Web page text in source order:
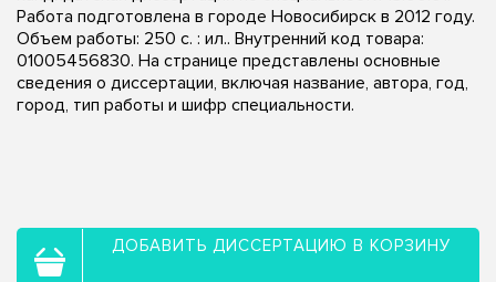
Работа подготовлена в городе Новосибирск в 2012 году.
Объем работы: 250 с. : ил.. Внутренний код товара:
01005456830. На странице представлены основные
сведения о диссертации, включая название, автора, год,
город, тип работы и шифр специальности.
ДОБАВИТЬ ДИССЕРТАЦИЮ В КОРЗИНУ